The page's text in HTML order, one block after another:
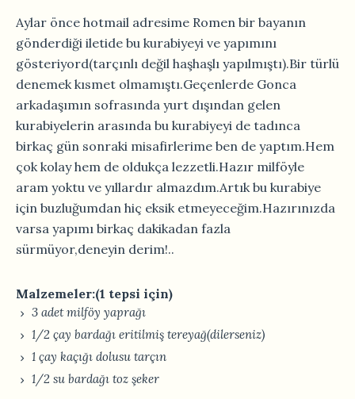
Aylar önce hotmail adresime Romen bir bayanın
gönderdiği iletide bu kurabiyeyi ve yapımını
gösteriyord(tarçınlı değil haşhaşlı yapılmıştı).Bir türlü
denemek kısmet olmamıştı.Geçenlerde Gonca
arkadaşımın sofrasında yurt dışından gelen
kurabiyelerin arasında bu kurabiyeyi de tadınca
birkaç gün sonraki misafirlerime ben de yaptım.Hem
çok kolay hem de oldukça lezzetli.Hazır milföyle
aram yoktu ve yıllardır almazdım.Artık bu kurabiye
için buzluğumdan hiç eksik etmeyeceğim.Hazırınızda
varsa yapımı birkaç dakikadan fazla
sürmüyor,deneyin derim!..
Malzemeler:(1 tepsi için)
3 adet milföy yaprağı
1/2 çay bardağı eritilmiş tereyağ(dilerseniz)
1 çay kaçığı dolusu tarçın
1/2 su bardağı toz şeker